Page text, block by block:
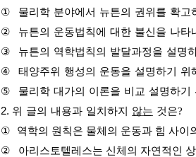
①
물리학 분야에서 뉴튼의 권위를 확고
②
뉴튼의 운동법칙에 대한 불신을 나타
③
뉴튼의 역학법칙의 발달과정을 설명
④
태양주위 행성의 운동을 설명하기 위
⑤
물리학 대가의 이론을 비교 설명하기
2. 위 글의 내용과 일치하지 않는 것은?
①
역학의 원칙은 물체의 운동과 힘 사이
②
아리스토텔레스는 신체의 자연적인